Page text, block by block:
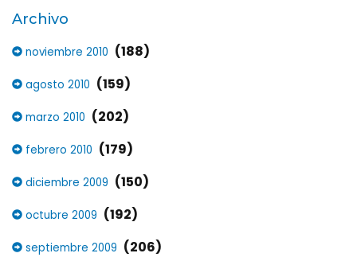
Archivo
noviembre 2010 (188)
agosto 2010 (159)
marzo 2010 (202)
febrero 2010 (179)
diciembre 2009 (150)
octubre 2009 (192)
septiembre 2009 (206)